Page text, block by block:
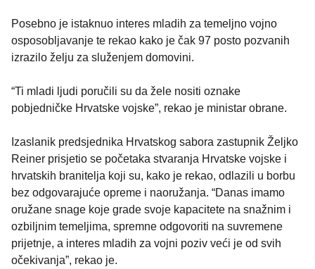
Posebno je istaknuo interes mladih za temeljno vojno
osposobljavanje te rekao kako je čak 97 posto pozvanih
izrazilo želju za služenjem domovini.
“Ti mladi ljudi poručili su da žele nositi oznake
pobjedničke Hrvatske vojske”, rekao je ministar obrane.
Izaslanik predsjednika Hrvatskog sabora zastupnik Željko
Reiner prisjetio se početaka stvaranja Hrvatske vojske i
hrvatskih branitelja koji su, kako je rekao, odlazili u borbu
bez odgovarajuće opreme i naoružanja. “Danas imamo
oružane snage koje grade svoje kapacitete na snažnim i
ozbiljnim temeljima, spremne odgovoriti na suvremene
prijetnje, a interes mladih za vojni poziv veći je od svih
očekivanja”, rekao je.